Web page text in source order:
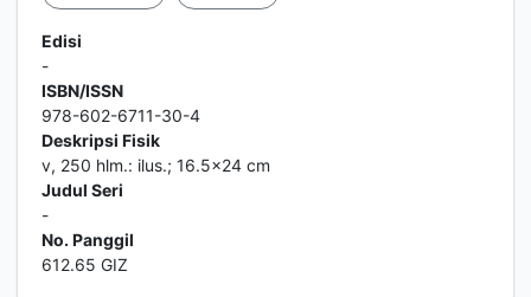
Edisi
-
ISBN/ISSN
978-602-6711-30-4
Deskripsi Fisik
v, 250 hlm.: ilus.; 16.5x24 cm
Judul Seri
-
No. Panggil
612.65 GIZ